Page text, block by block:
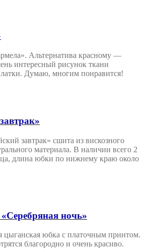
Альтернатива красному —
интересный рисунок ткани
Думаю, многим понравится!
завтрак» сшита из вискозного
материала. В наличии всего 2
длина юбки по нижнему краю около
ночь»
цыганская юбка с платочным принтом.
благородно и очень красиво.